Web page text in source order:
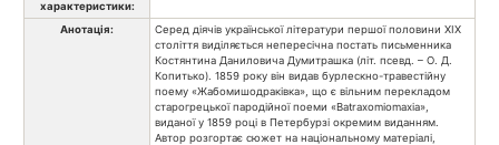
характеристики:
Анотація:
Серед діячів української літератури першої половини ХІХ
століття виділяється непересічна постать письменника
Костянтина Даниловича Думитрашка (літ. псевд. – О. Д.
Копитько). 1859 року він видав бурлескно-травестійну
поему «Жабомишодраківка», що є вільним перекладом
старогрецької пародійної поеми «Batraxomiomaxia»,
виданої у 1859 році в Петербурзі окремим виданням.
Автор розгортає сюжет на національному матеріалі,